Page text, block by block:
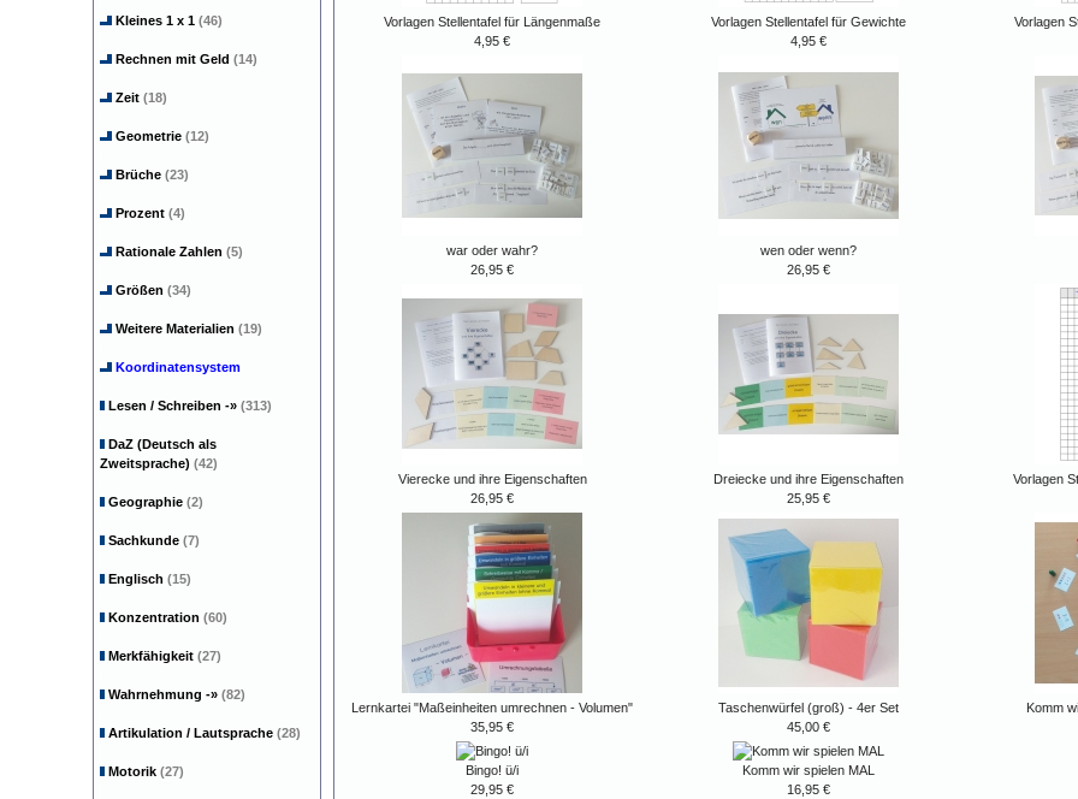
Vorlagen Stellentafel für Längenmaße
4,95 €
Vorlagen Stellentafel für Gewichte
4,95 €
Vorlagen
war oder wahr?
26,95 €
wen oder wenn?
26,95 €
Vierecke und ihre Eigenschaften
26,95 €
Dreiecke und ihre Eigenschaften
25,95 €
Vorlagen
Lernkartei "Maßeinheiten umrechnen - Volumen"
35,95 €
Taschenwürfel (groß) - 4er Set
45,00 €
Komm
Bingo! ü/i
29,95 €
Komm wir spielen MAL
16,95 €
Kleines 1 x 1 (46)
Rechnen mit Geld (14)
Zeit (18)
Geometrie (12)
Brüche (23)
Prozent (4)
Rationale Zahlen (5)
Größen (34)
Weitere Materialien (19)
Koordinatensystem
Lesen / Schreiben -» (313)
DaZ (Deutsch als
Zweitsprache) (42)
Geographie (2)
Sachkunde (7)
Englisch (15)
Konzentration (60)
Merkfähigkeit (27)
Wahrnehmung -» (82)
Artikulation / Lautsprache (28)
Motorik (27)